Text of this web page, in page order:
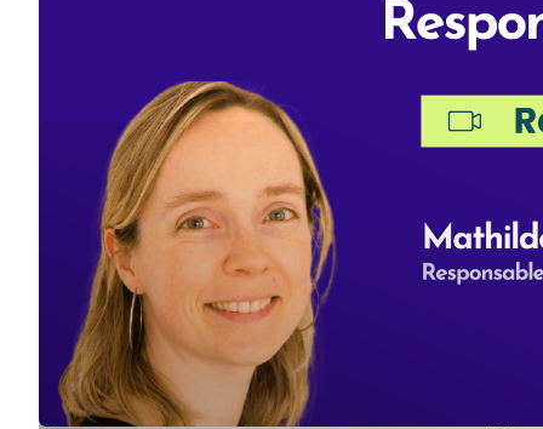
Join Indigo
Changer de
🔵 67% des managers du développement durable
🔵 Seulement 1 entreprise sur 10 déploie des formations
🔵 Seulement 1 personne sur 8 est formée aux